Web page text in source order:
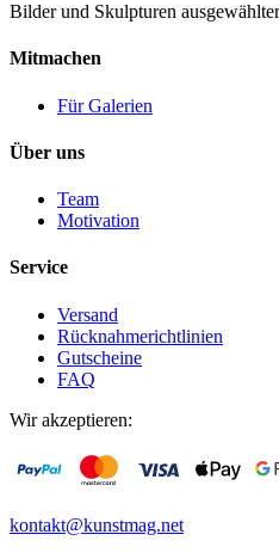
Bilder und Skulpturen
Mitmachen
Für Galerien
Über uns
Team
Motivation
Service
Versand
Rücknahmerichtlinien
Gutscheine
FAQ
Wir akzeptieren:
kontakt@kunstmag.net